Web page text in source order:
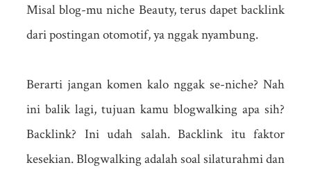
Misal blog-mu niche Beauty, terus dapet backlink
dari postingan otomotif, ya nggak nyambung.
Berarti jangan komen kalo nggak se-niche? Nah
ini balik lagi, tujuan kamu blogwalking apa sih?
Backlink? Ini udah salah. Backlink itu faktor
kesekian. Blogwalking adalah soal silaturahmi dan